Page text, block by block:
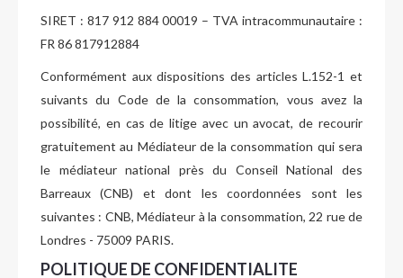
SIRET : 817 912 884 00019 – TVA intracommunautaire :
FR 86 817912884
Conformément aux dispositions des articles L.152-1 et
suivants du Code de la consommation, vous avez la
possibilité, en cas de litige avec un avocat, de recourir
gratuitement au Médiateur de la consommation qui sera
le médiateur national près du Conseil National des
Barreaux (CNB) et dont les coordonnées sont les
suivantes : CNB, Médiateur à la consommation, 22 rue de
Londres - 75009 PARIS.
POLITIQUE DE CONFIDENTIALITE